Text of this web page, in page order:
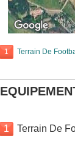
1 Terrain De
1 Terrain De